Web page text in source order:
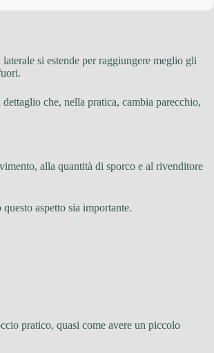
laterale si estende per raggiungere meglio gli
che, nella pratica, cambia parecchio,
alla quantità di sporco e al rivenditore
aspetto sia importante.
pratico, quasi come avere un piccolo